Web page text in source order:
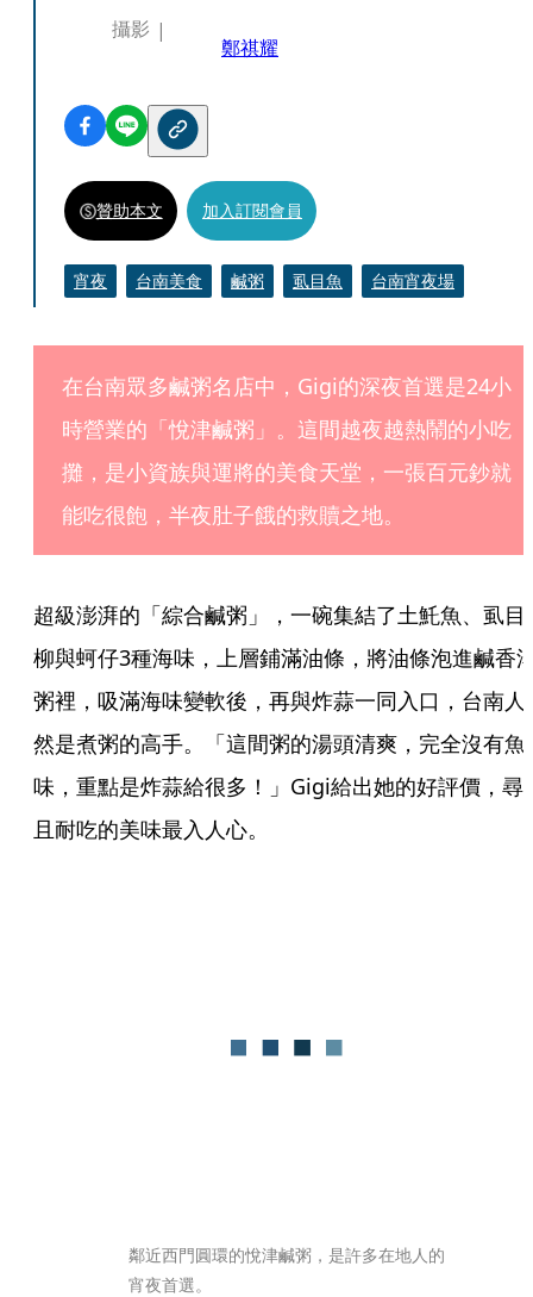
攝影
鄭祺耀
贊助本文 加入訂閱會員
宵夜 台南美食 鹹粥 虱目魚 台南宵夜場
在台南眾多鹹粥名店中，Gigi的深夜首選是24小
時營業的「悅津鹹粥」。這間越夜越熱鬧的小吃
攤，是小資族與運將的美食天堂，一張百元鈔就
能吃很飽，半夜肚子餓的救贖之地。
超級澎湃的「綜合鹹粥」，一碗集結了土魠魚、虱目
柳與蚵仔3種海味，上層鋪滿油條，將油條泡進鹹香
粥裡，吸滿海味變軟後，再與炸蒜一同入口，台南人
然是煮粥的高手。「這間粥的湯頭清爽，完全沒有魚
味，重點是炸蒜給很多！」Gigi給出她的好評價，尋
且耐吃的美味最入人心。
鄰近西門圓環的悅津鹹粥，是許多在地人的
宵夜首選。